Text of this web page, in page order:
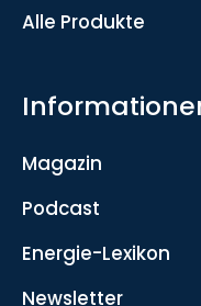
Alle Produkte
Magazin
Podcast
Energie-Lexikon
Newsletter